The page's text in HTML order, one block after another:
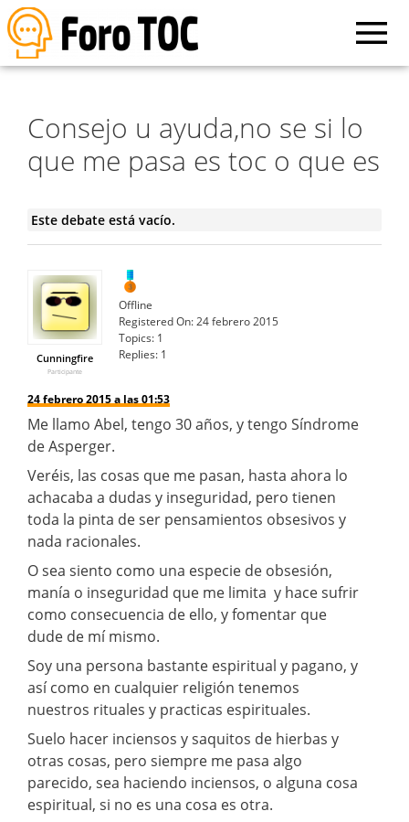
Consejo u ayuda,no se si lo
que me pasa es toc o que es
Este debate está vacío.
Cunningfire
Participante
Offline
Registered On:24 febrero 2015
Topics: 1
Replies: 1
24 febrero 2015 a las 01:53
Me llamo Abel, tengo 30 años, y tengo Síndrome
de Asperger.
Veréis, las cosas que me pasan, hasta ahora lo
achacaba a dudas y inseguridad, pero tienen
toda la pinta de ser pensamientos obsesivos y
nada racionales.
O sea siento como una especie de obsesión,
manía o inseguridad que me limita y hace sufrir
como consecuencia de ello, y fomentar que
dude de mí mismo.
Soy una persona bastante espiritual y pagano, y
así como en cualquier religión tenemos
nuestros rituales y practicas espirituales.
Suelo hacer inciensos y saquitos de hierbas y
otras cosas, pero siempre me pasa algo
parecido, sea haciendo inciensos, o alguna cosa
espiritual, si no es una cosa es otra.